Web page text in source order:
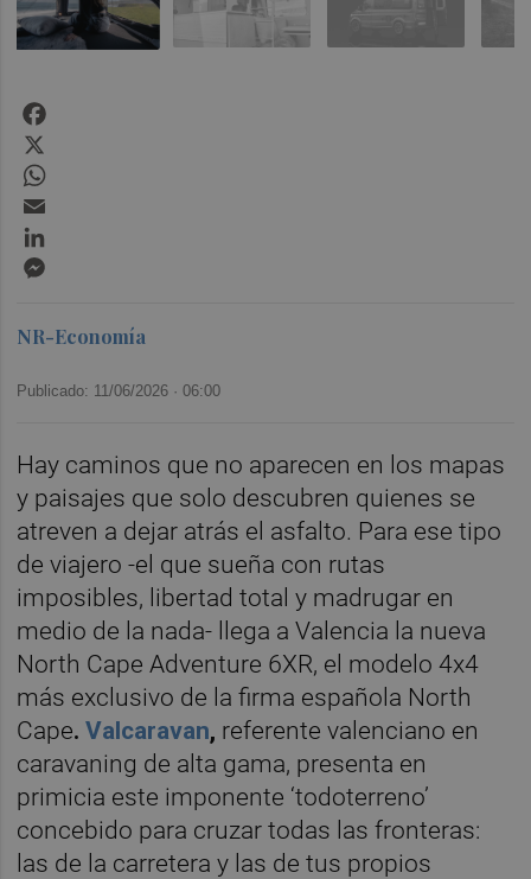
NR-Economía
Publicado: 11/06/2026 ·06:00
Hay caminos que no aparecen en los mapas
y paisajes que solo descubren quienes se
atreven a dejar atrás el asfalto. Para ese tipo
de viajero -el que sueña con rutas
imposibles, libertad total y madrugar en
medio de la nada- llega a Valencia la nueva
North Cape Adventure 6XR, el modelo 4x4
más exclusivo de la firma española North
Cape.Valcaravan, referente valenciano en
caravaning de alta gama, presenta en
primicia este imponente ‘todoterreno’
concebido para cruzar todas las fronteras:
las de la carretera y las de tus propios